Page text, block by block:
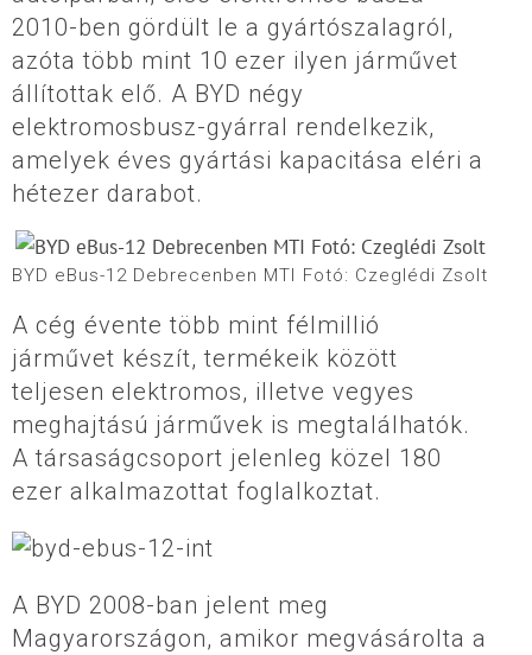
2010-ben gördült le a gyártószalagról,
azóta több mint 10 ezer ilyen járművet
állítottak elő. A BYD négy
elektromosbusz-gyárral rendelkezik,
amelyek éves gyártási kapacitása eléri a
hétezer darabot.
BYD eBus-12 Debrecenben MTI Fotó: Czeglédi Zsolt
A cég évente több mint félmillió
járművet készít, termékeik között
teljesen elektromos, illetve vegyes
meghajtású járművek is megtalálhatók.
A társaságcsoport jelenleg közel 180
ezer alkalmazottat foglalkoztat.
A BYD 2008-ban jelent meg
Magyarországon, amikor megvásárolta a